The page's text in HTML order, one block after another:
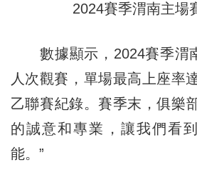
2024賽季渭南主場
數據顯示，2024賽季渭
人次觀賽，單場最高上座率
乙聯賽紀錄。賽季末，俱樂
的誠意和專業，讓我們看
能。”